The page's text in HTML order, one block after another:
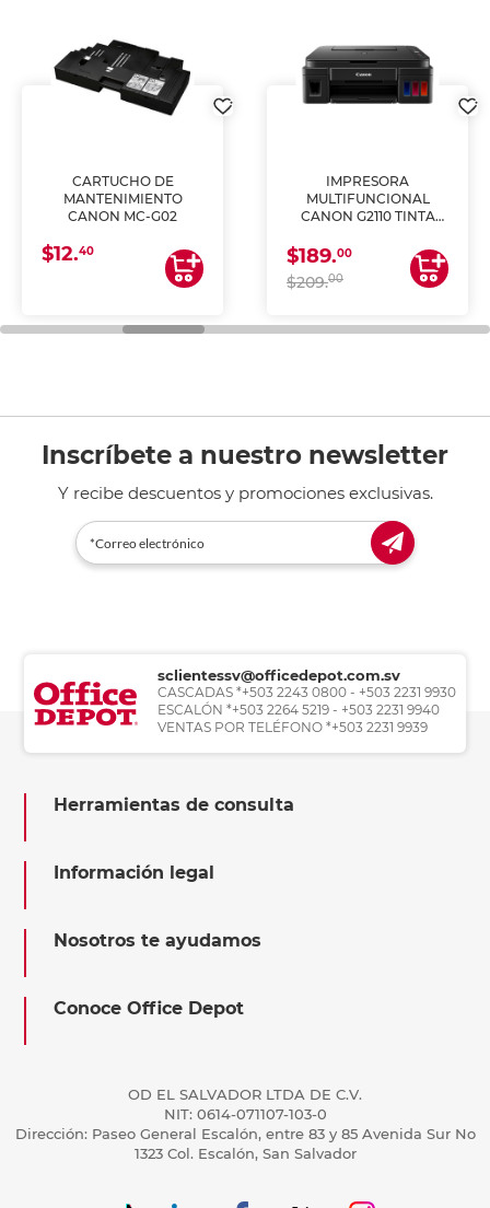
CARTUCHO DE
MANTENIMIENTO
CANON MC-G02
$12.40
IMPRESORA
MULTIFUNCIONAL
CANON G2110 TINTA
$189.00
$209.00
Inscríbete a nuestro newsletter
Y recibe descuentos y promociones exclusivas.
sclientessv@officedepot.com.sv
CASCADAS *+503 2243 0800 - +503 2231 9930
ESCALÓN *+503 2264 5219 - +503 2231 9940
VENTAS POR TELÉFONO *+503 2231 9939
Herramientas de consulta
Información legal
Nosotros te ayudamos
Conoce Office Depot
OD EL SALVADOR LTDA DE C.V.
NIT: 0614-071107-103-0
Dirección: Paseo General Escalón, entre 83 y 85 Avenida Sur No
1323 Col. Escalón, San Salvador